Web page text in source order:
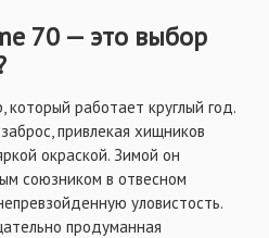
70 — это выбор
который работает круглый год.
привлекая хищников
окраской. Зимой он
союзником в отвесном
уловистость.
продуманная